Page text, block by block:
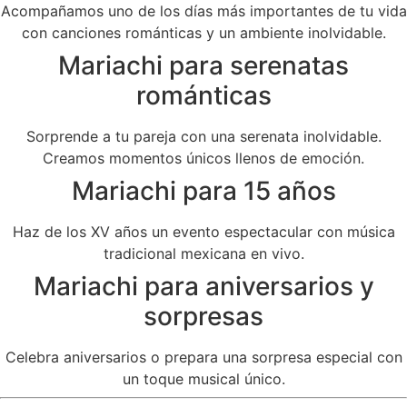
Acompañamos uno de los días más importantes de tu vida
con canciones románticas y un ambiente inolvidable.
Mariachi para serenatas
románticas
Sorprende a tu pareja con una serenata inolvidable.
Creamos momentos únicos llenos de emoción.
Mariachi para 15 años
Haz de los XV años un evento espectacular con música
tradicional mexicana en vivo.
Mariachi para aniversarios y
sorpresas
Celebra aniversarios o prepara una sorpresa especial con
un toque musical único.